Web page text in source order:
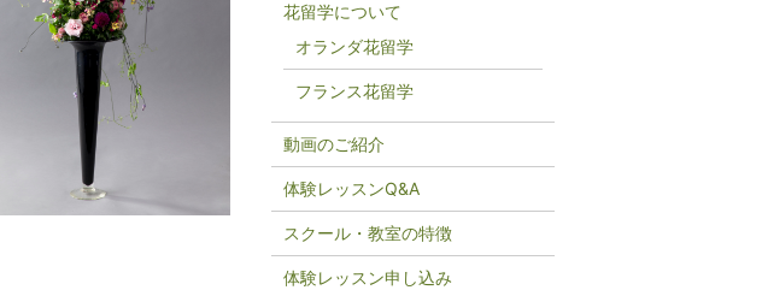
花留学について
オランダ花留学
フランス花留学
動画のご紹介
体験レッスンQ&A
スクール・教室の特徴
体験レッスン申し込み